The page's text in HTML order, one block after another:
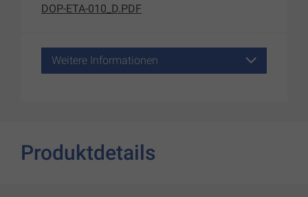
DOP-ETA-010_D.PDF
Weitere Informationen
Produktdetails